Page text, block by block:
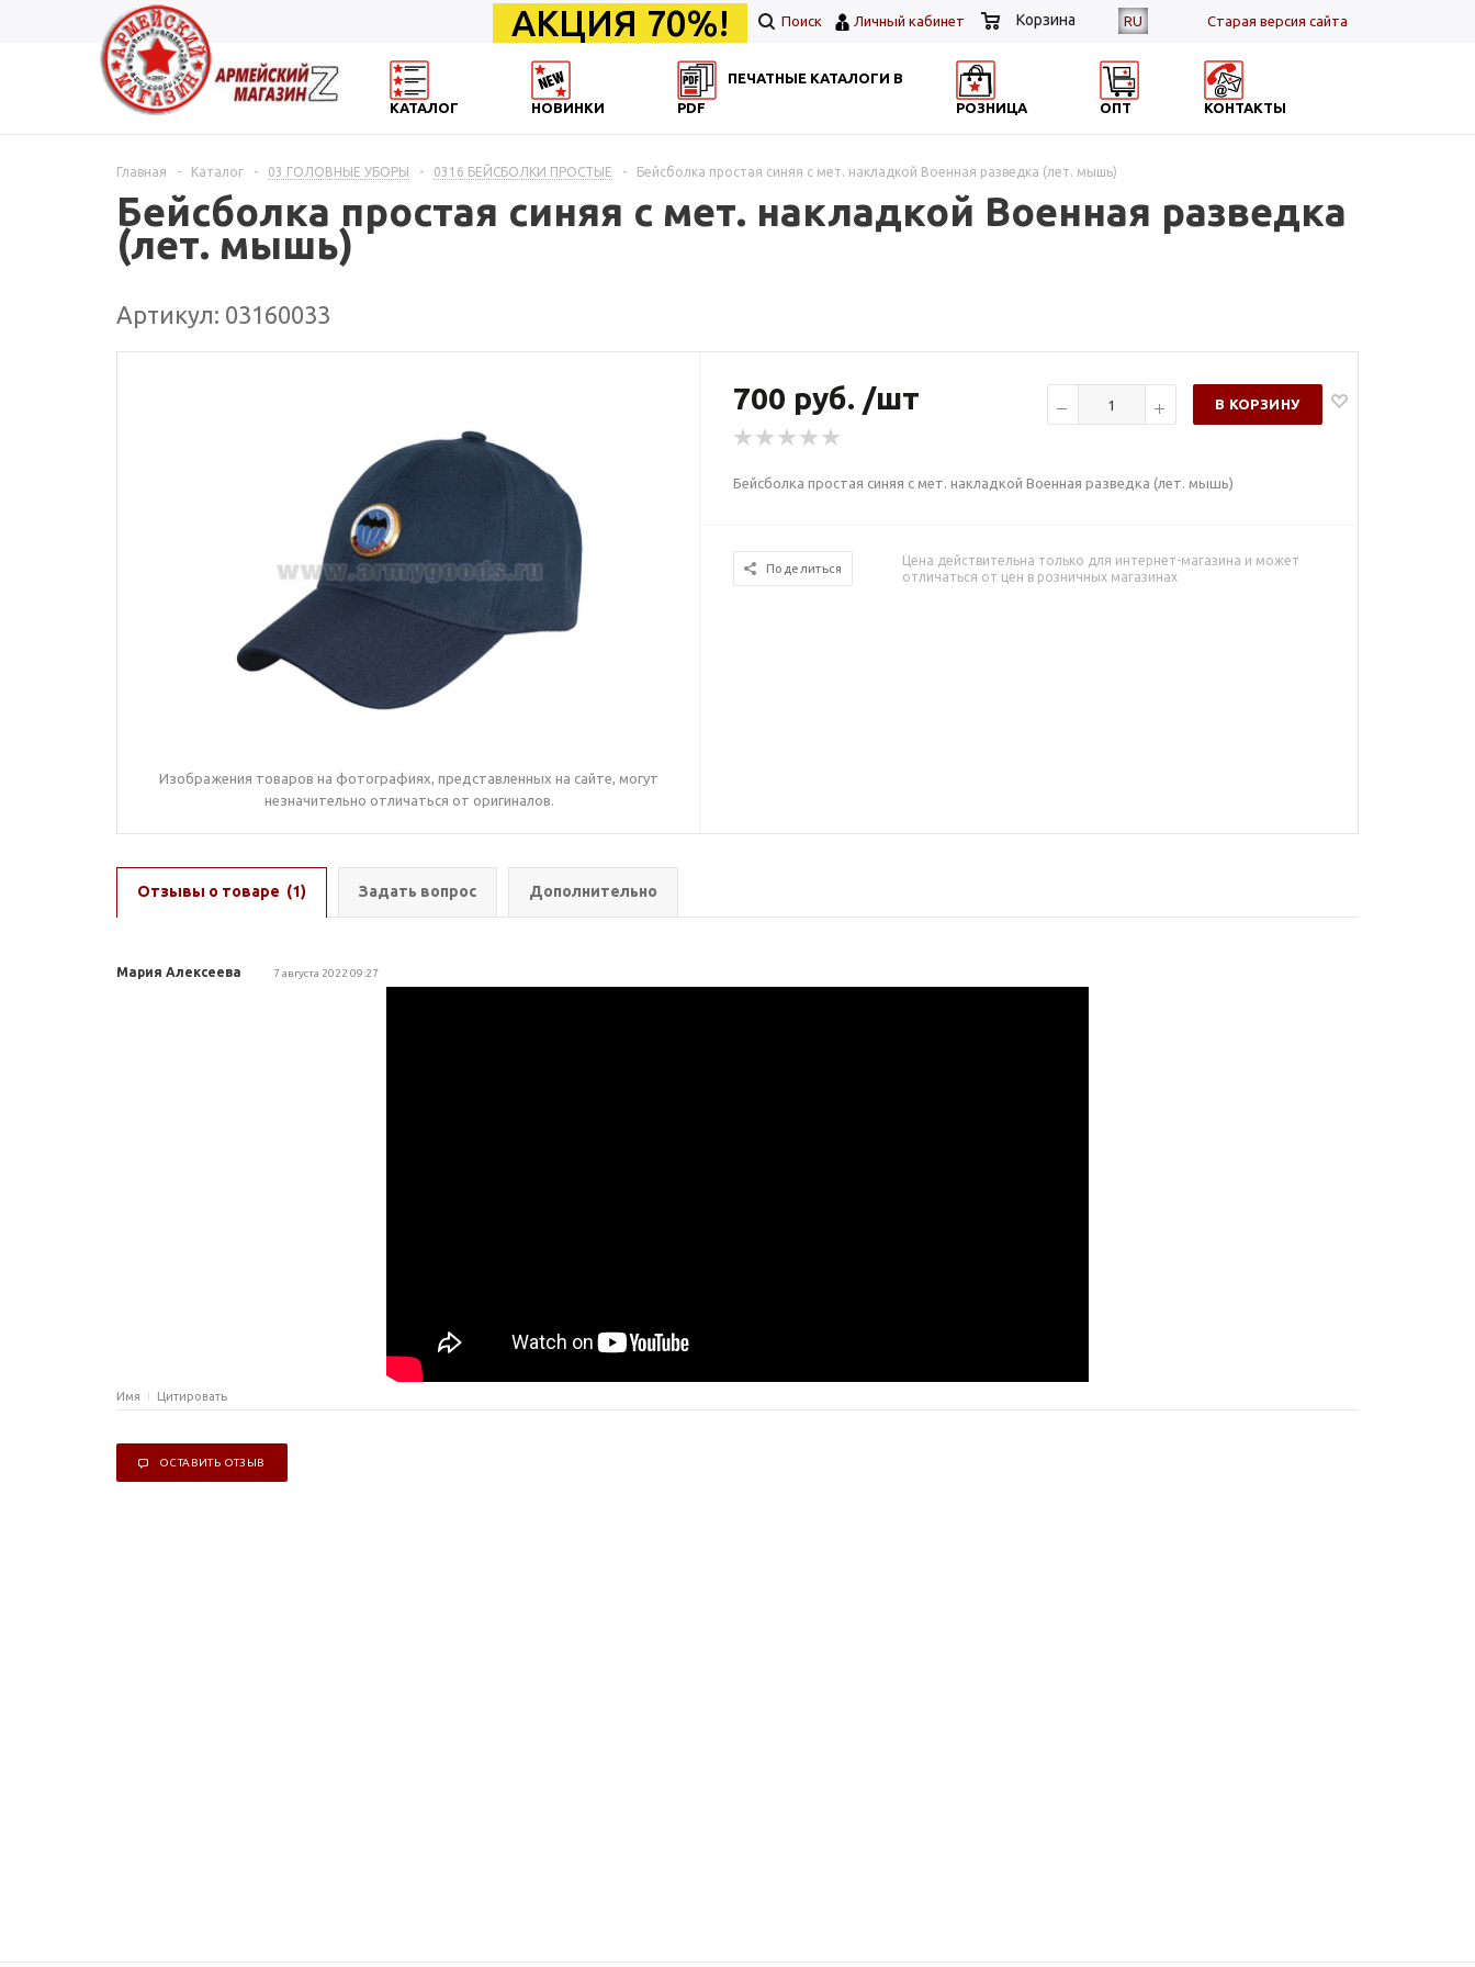
RU Cтарая версия сайта
АКЦИЯ 70%! Поиск Личный кабинет Корзина
КАТАЛОГ НОВИНКИ
ПЕЧАТНЫЕ КАТАЛОГИ В
PDF
РОЗНИЦА ОПТ КОНТАКТЫ
Главная - Каталог - 03 ГОЛОВНЫЕ УБОРЫ - 0316 БЕЙСБОЛКИ ПРОСТЫЕ - Бейсболка простая синяя с мет. накладкой Военная разведка (лет. мышь)
Бейсболка простая синяя с мет. накладкой Военная разведка
(лет. мышь)
Артикул: 03160033
Изображения товаров на фотографиях, представленных на сайте, могут
незначительно отличаться от оригиналов.
700 руб. /шт В КОРЗИНУ
Бейсболка простая синяя с мет. накладкой Военная разведка (лет. мышь)
Поделиться
Цена действительна только для интернет-магазина и может
отличаться от цен в розничных магазинах
Отзывы о товаре (1) Задать вопрос Дополнительно
Мария Алексеева 7 августа 2022 09:27
Имя Цитировать
ОСТАВИТЬ ОТЗЫВ